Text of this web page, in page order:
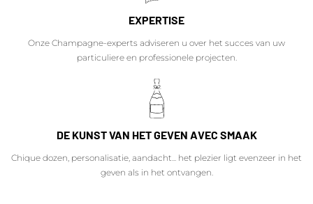
EXPERTISE
Onze Champagne-experts adviseren u over het succes van uw
particuliere en professionele projecten.
DE KUNST VAN HET GEVEN AVEC SMAAK
Chique dozen, personalisatie, aandacht... het plezier ligt evenzeer in het
geven als in het ontvangen.